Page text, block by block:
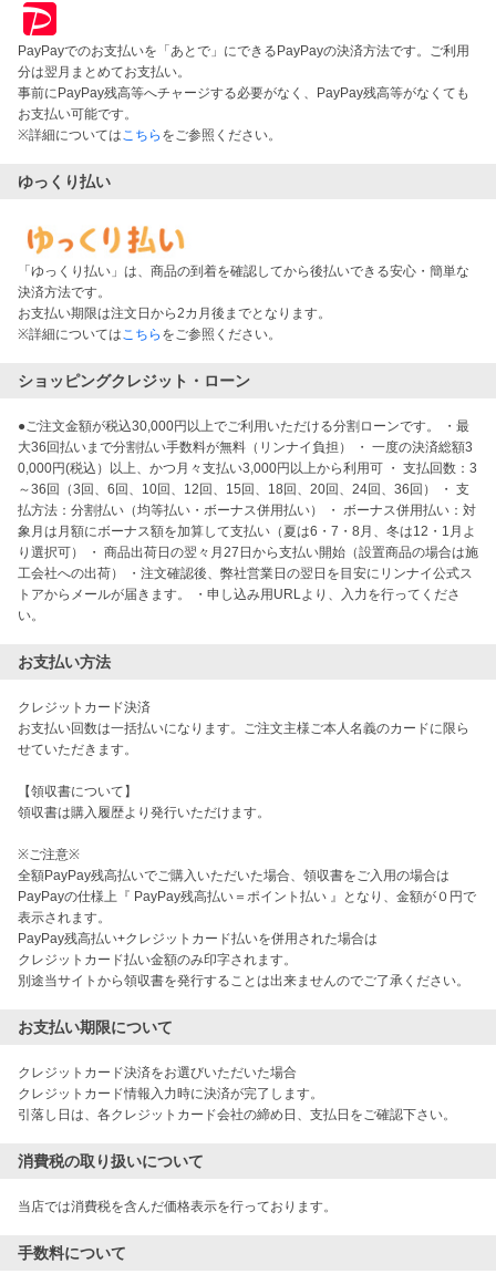
PayPayでのお支払いを「あとで」にできるPayPayの決済方法です。ご利用
分は翌月まとめてお支払い。
事前にPayPay残高等へチャージする必要がなく、PayPay残高等がなくても
お支払い可能です。
※詳細については こちら をご参照ください。
ゆっくり払い
「ゆっくり払い」は、商品の到着を確認してから後払いできる安心・簡単な
決済方法です。
お支払い期限は注文日から2カ月後までとなります。
※詳細については こちら をご参照ください。
ショッピングクレジット・ローン
●ご注文金額が税込30,000円以上でご利用いただける分割ローンです。 ・最
大36回払いまで分割払い手数料が無料（リンナイ負担） ・ 一度の決済総額3
0,000円(税込）以上、かつ月々支払い3,000円以上から利用可 ・ 支払回数：3
～36回（3回、6回、10回、12回、15回、18回、20回、24回、36回） ・ 支
払方法：分割払い（均等払い・ボーナス併用払い） ・ ボーナス併用払い：対
象月は月額にボーナス額を加算して支払い（夏は6・7・8月、冬は12・1月よ
り選択可） ・ 商品出荷日の翌々月27日から支払い開始（設置商品の場合は施
工会社への出荷） ・注文確認後、弊社営業日の翌日を目安にリンナイ公式ス
トアからメールが届きます。 ・申し込み用URLより、入力を行ってくださ
い。
お支払い方法
クレジットカード決済
お支払い回数は一括払いになります。ご注文主様ご本人名義のカードに限ら
せていただきます。
【領収書について】
領収書は購入履歴より発行いただけます。
※ご注意※
全額PayPay残高払いでご購入いただいた場合、領収書をご入用の場合は
PayPayの仕様上『 PayPay残高払い＝ポイント払い 』となり、金額が０円で
表示されます。
PayPay残高払い+クレジットカード払いを併用された場合は
クレジットカード払い金額のみ印字されます。
別途当サイトから領収書を発行することは出来ませんのでご了承ください。
お支払い期限について
クレジットカード決済をお選びいただいた場合
クレジットカード情報入力時に決済が完了します。
引落し日は、各クレジットカード会社の締め日、支払日をご確認下さい。
消費税の取り扱いについて
当店では消費税を含んだ価格表示を行っております。
手数料について